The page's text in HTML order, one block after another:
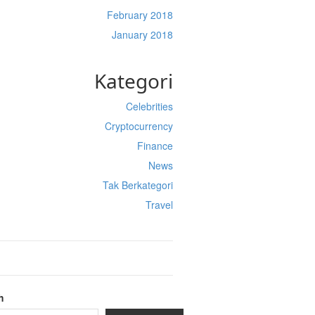
February 2018
January 2018
Kategori
Celebrities
Cryptocurrency
Finance
News
Tak Berkategori
Travel